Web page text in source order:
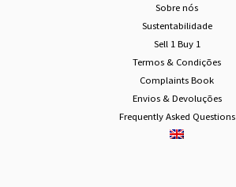
Sobre nós
Sustentabilidade
Sell 1 Buy 1
Termos & Condições
Complaints Book
Envios & Devoluções
Frequently Asked Questions